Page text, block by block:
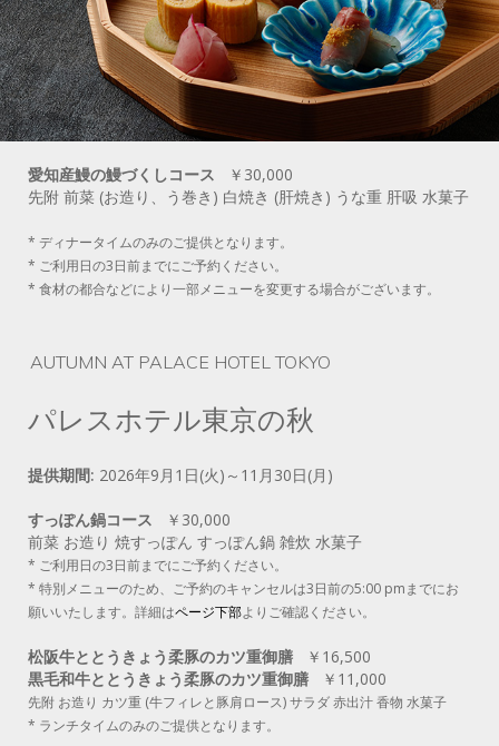
愛知産鰻の鰻づくしコース
￥30,000
先附 前菜 (お造り、う巻き) 白焼き (肝焼き) うな重 肝吸 水菓子
* ディナータイムのみのご提供となります。
* ご利用日の3日前までにご予約ください。
* 食材の都合などにより一部メニューを変更する場合がございます。
AUTUMN AT PALACE HOTEL TOKYO
パレスホテル東京の秋
提供期間: 2026年9月1日(火)～11月30日(月)
すっぽん鍋コース ￥30,000
前菜 お造り 焼すっぽん すっぽん鍋 雑炊 水菓子
* ご利用日の3日前までにご予約ください。
* 特別メニューのため、ご予約のキャンセルは3日前の5:00 pmまでにお
願いいたします。詳細はページ下部よりご確認ください。
松阪牛ととうきょう柔豚のカツ重御膳 ￥16,500
黒毛和牛ととうきょう柔豚のカツ重御膳 ￥11,000
先附 お造り カツ重 (牛フィレと豚肩ロース) サラダ 赤出汁 香物 水菓子
* ランチタイムのみのご提供となります。